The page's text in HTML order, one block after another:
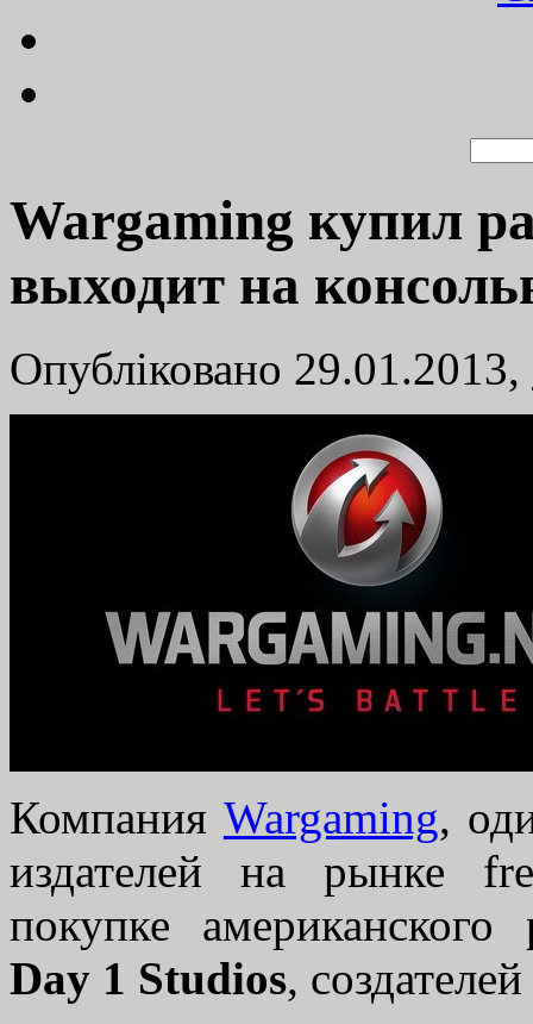
Wargaming купил
выходит на
Опубліковано 29.01.2013,
Компания Wargaming,
издателей на рынке
покупке американского
Day 1 Studios,